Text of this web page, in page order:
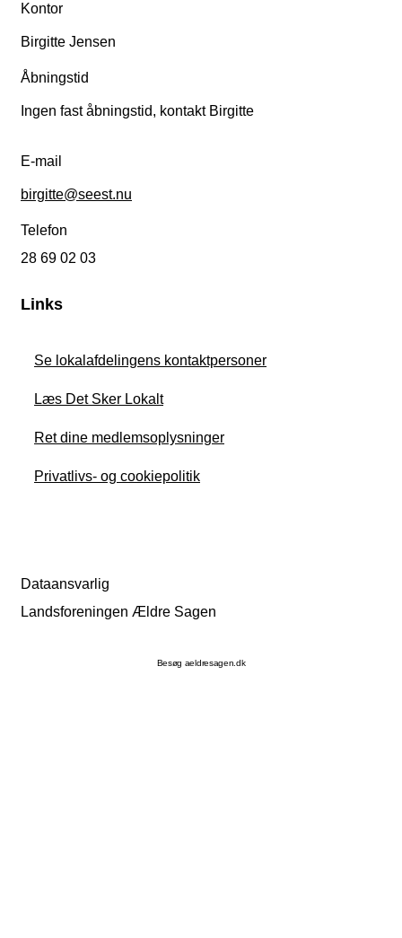
Kontor
Birgitte Jensen
Åbningstid
Ingen fast åbningstid, kontakt Birgitte
E-mail
birgitte@seest.nu
Telefon
28 69 02 03
Links
Se lokalafdelingens kontaktpersoner
Læs Det Sker Lokalt
Ret dine medlemsoplysninger
Privatlivs- og cookiepolitik
Dataansvarlig
Landsforeningen Ældre Sagen
Besøg aeldresagen.dk